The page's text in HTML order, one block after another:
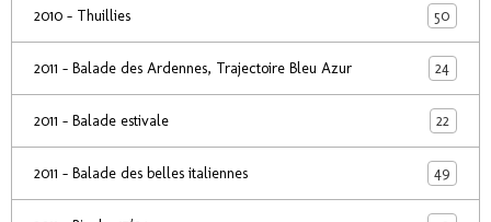
2010 - Thuillies 50
2011 - Balade des Ardennes, Trajectoire Bleu Azur 24
2011 - Balade estivale 22
2011 - Balade des belles italiennes 49